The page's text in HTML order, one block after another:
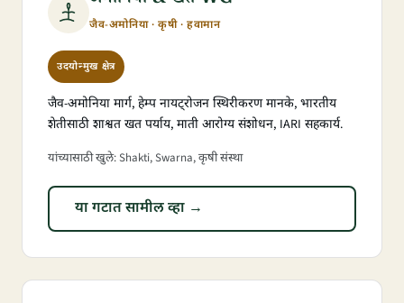
जैव-अमोनिया · कृषी · हवामान
उदयोन्मुख क्षेत्र
जैव-अमोनिया मार्ग, हेम्प नायट्रोजन स्थिरीकरण मानके, भारतीय
शेतीसाठी शाश्वत खत पर्याय, माती आरोग्य संशोधन, IARI सहकार्य.
यांच्यासाठी खुले: Shakti, Swarna, कृषी संस्था
या गटात सामील व्हा →